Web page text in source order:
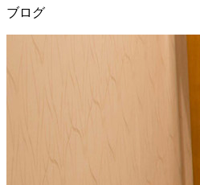
ブログ